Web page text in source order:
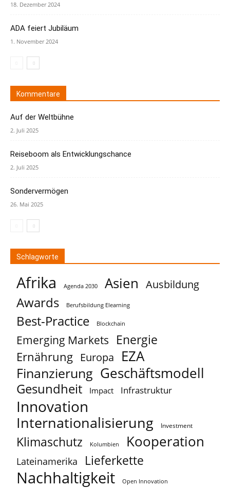
18. Dezember 2024
ADA feiert Jubiläum
1. November 2024
Kommentare
Auf der Weltbühne
2. Juli 2025
Reiseboom als Entwicklungschance
2. Juli 2025
Sondervermögen
26. Mai 2025
Schlagworte
Afrika Agenda 2030 Asien Ausbildung
Awards Berufsbildung Elearning
Best-Practice Blockchain
Emerging Markets Energie
Ernährung Europa EZA
Finanzierung Geschäftsmodell
Gesundheit Impact Infrastruktur
Innovation
Internationalisierung Investment
Klimaschutz Kolumbien Kooperation
Lateinamerika Lieferkette
Nachhaltigkeit Open Innovation